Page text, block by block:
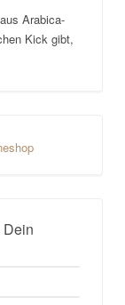
Arabica-
Kick gibt,